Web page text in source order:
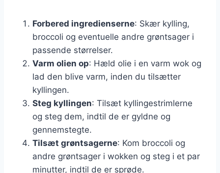
Forbered ingredienserne: Skær kylling,
broccoli og eventuelle andre grøntsager i
passende størrelser.
Varm olien op: Hæld olie i en varm wok og
lad den blive varm, inden du tilsætter
kyllingen.
Steg kyllingen: Tilsæt kyllingestrimlerne
og steg dem, indtil de er gyldne og
gennemstegte.
Tilsæt grøntsagerne: Kom broccoli og
andre grøntsager i wokken og steg i et par
minutter, indtil de er sprøde.